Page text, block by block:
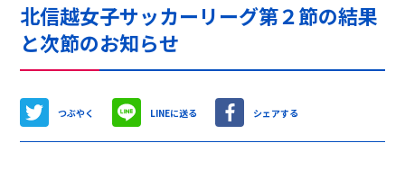
北信越女子サッカーリーグ第２節の結果
と次節のお知らせ
つぶやく LINEに送る シェアする